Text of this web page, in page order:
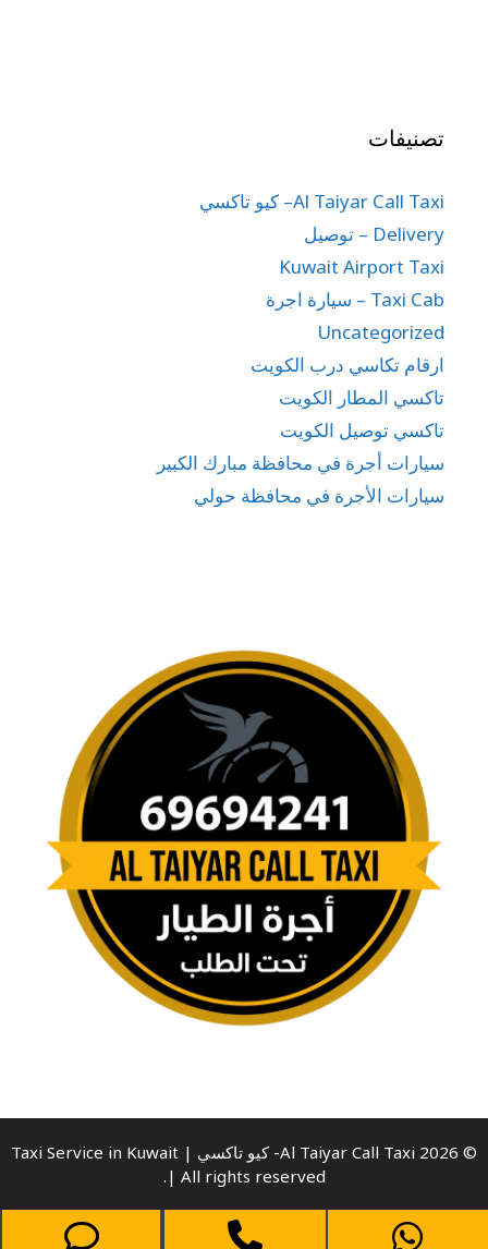
تصنيفات
Al Taiyar Call Taxi– كيو تاكسي
Delivery – توصيل
Kuwait Airport Taxi
Taxi Cab – سيارة اجرة
Uncategorized
ارقام تكاسي درب الكويت
تاكسي المطار الكويت
تاكسي توصيل الكويت
سيارات أجرة في محافظة مبارك الكبير
سيارات الأجرة في محافظة حولي
© 2026 Al Taiyar Call Taxi- كيو تاكسي | Taxi Service in Kuwait
| All rights reserved.